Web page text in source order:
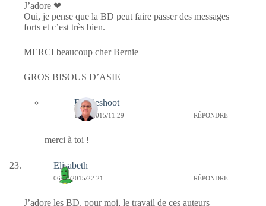
J’adore ❤
Oui, je pense que la BD peut faire passer des messages
forts et c’est très bien.
MERCI beaucoup cher Bernie
GROS BISOUS D’ASIE
Bernieshoot
14/04/2015/11:29 RÉPONDRE
merci à toi !
Elisabeth
06/04/2015/22:21 RÉPONDRE
J’adore les BD, pour moi, le travail de ces auteurs